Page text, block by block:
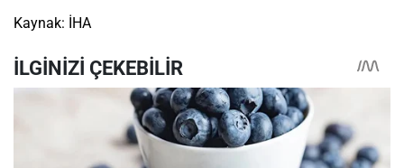
Kaynak: İHA